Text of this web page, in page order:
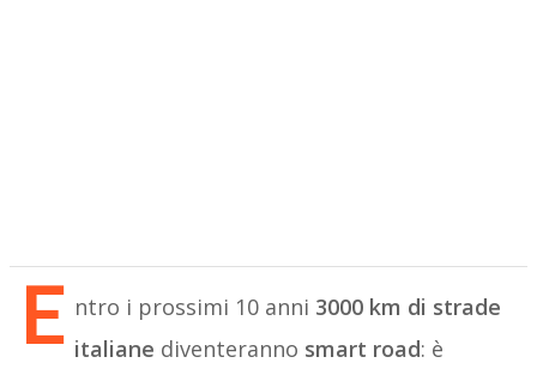
E ntro i prossimi 10 anni 3000 km di strade
italiane diventeranno smart road: è